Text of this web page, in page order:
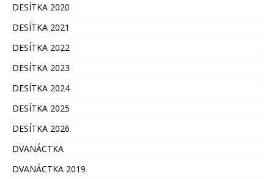
DESÍTKA 2020
DESÍTKA 2021
DESÍTKA 2022
DESÍTKA 2023
DESÍTKA 2024
DESÍTKA 2025
DESÍTKA 2026
DVANÁCTKA
DVANÁCTKA 2019